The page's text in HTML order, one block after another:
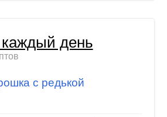
день
с редькой